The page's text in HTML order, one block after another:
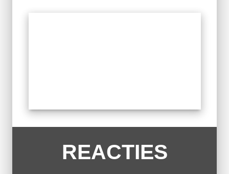
REACTIES